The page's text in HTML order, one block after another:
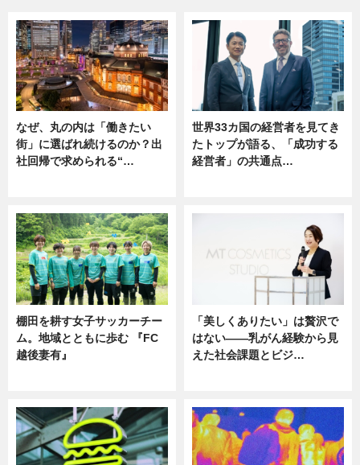
なぜ、丸の内は「働きたい
街」に選ばれ続けるのか？出
社回帰で求められる“…
世界33カ国の経営者を見てき
たトップが語る、「成功する
経営者」の共通点…
棚田を耕す女子サッカーチー
ム。地域とともに歩む 『FC
越後妻有』
「美しくありたい」は贅沢で
はない――乳がん経験から見
えた社会課題とビジ…